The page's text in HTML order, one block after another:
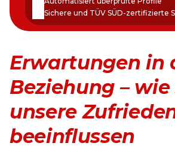
Sichere und TÜV SÜD-zertifizierte
Erwartungen in
Beziehung – wie
unsere
beeinflussen